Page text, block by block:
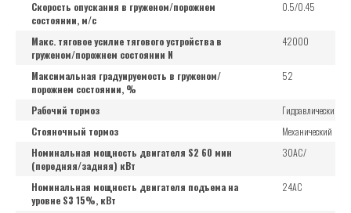
Скорость опускания в груженом/порожнем
состоянии, м/с
0.5/0.45
Макс. тяговое усилие тягового устройства в
груженом/порожнем состоянии N
42000
Максимальная градуируемость в груженом/
порожнем состоянии, %
52
Рабочий тормоз
Гидравлический
Стояночный тормоз
Механический
Номинальная мощность двигателя S2 60 мин
(передняя/задняя) кВт
30AC/
Номинальная мощность двигателя подъема на
уровне S3 15%, кВт
24AC